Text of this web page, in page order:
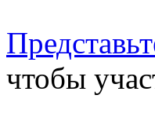
чтобы